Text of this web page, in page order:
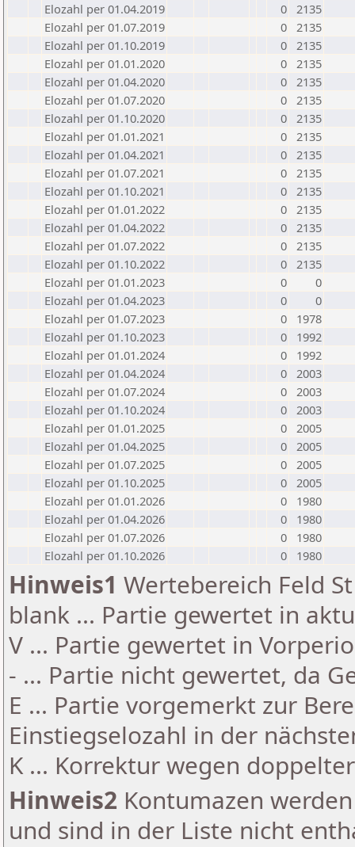
Elozahl per 01.04.2019
0 2135
Elozahl per 01.07.2019
0 2135
Elozahl per 01.10.2019
0 2135
Elozahl per 01.01.2020
0 2135
Elozahl per 01.04.2020
0 2135
Elozahl per 01.07.2020
0 2135
Elozahl per 01.10.2020
0 2135
Elozahl per 01.01.2021
0 2135
Elozahl per 01.04.2021
0 2135
Elozahl per 01.07.2021
0 2135
Elozahl per 01.10.2021
0 2135
Elozahl per 01.01.2022
0 2135
Elozahl per 01.04.2022
0 2135
Elozahl per 01.07.2022
0 2135
Elozahl per 01.10.2022
0 2135
Elozahl per 01.01.2023
0
0
Elozahl per 01.04.2023
0
0
Elozahl per 01.07.2023
0
1978
Elozahl per 01.10.2023
0
1992
Elozahl per 01.01.2024
0
1992
Elozahl per 01.04.2024
0 2003
Elozahl per 01.07.2024
0 2003
Elozahl per 01.10.2024
0 2003
Elozahl per 01.01.2025
0 2005
Elozahl per 01.04.2025
0 2005
Elozahl per 01.07.2025
0 2005
Elozahl per 01.10.2025
0 2005
Elozahl per 01.01.2026
0
1980
Elozahl per 01.04.2026
0
1980
Elozahl per 01.07.2026
0
1980
Elozahl per 01.10.2026
0 1980
Hinweis1 Wertebereich Feld
blank ... Partie gewertet in
V ... Partie gewertet in
- ... Partie nicht gewertet, da
E ... Partie vorgemerkt zur
Einstiegselozahl in der
K ... Korrektur wegen
Hinweis2 Kontumazen
und sind in der Liste nicht